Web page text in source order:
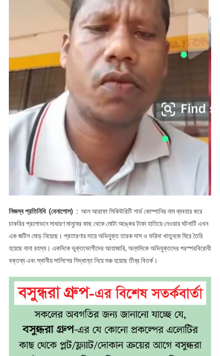
ও
ভূমিকা
নিজস্ব প্রতিনিধি (বেনাপোল) : আল আরাফা সিকিউরিটি গার্ড কোম্পানির নাম ব্যবহার করে
চাকরির প্রলোভনে সাধারণ মানুষের কাছ থেকে মোটা অঙ্কের টাকা হাতিয়ে নেওয়ার ঘটনাটি এখন
এক জটিল মোড় নিয়েছে। প্রতারণার দায়ে অভিযুক্ত তারক দাস ও ফরিদা খাতুনকে ঘিরে তৈরি
হয়েছে নানা রহস্য। একদিকে ভুক্তভোগীদের আহাজারি, অন্যদিকে অভিযুক্তদের পরস্পরবিরোধী
বক্তব্য এবং স্থানীয় সালিশের সিদ্ধান্ত নিয়ে শুরু হয়েছে তীব্র বিতর্ক।